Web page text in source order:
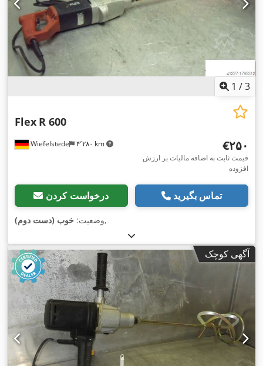
1 /3
Wiefelstede ۴٬۲۸۰ km
Flex R 600
‎€۲۵۰
قیمت ثابت به اضافه مالیات بر ارزش
افزوده
درخواست کردن تماس بگیرید
وضعیت: خوب (دست دوم) ,
آگهی کوچک